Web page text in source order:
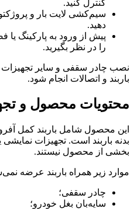
کنترل کنید.
سیم‌کشی لایت بار و
دهید.
پیش از ورود به پارکینگ
را در نظر بگیرید.
نصب چادر سقفی و سایر تجهیزات
باربند و اتصالات انجام شود.
محتویات محصول و
این محصول شامل باربند کمل
بدنه باربند است. تجهیزات
بخشی از محصول نیستند.
موارد زیر همراه باربند عرضه
چادر سقفی؛
سایه‌بان بغل خودرو؛